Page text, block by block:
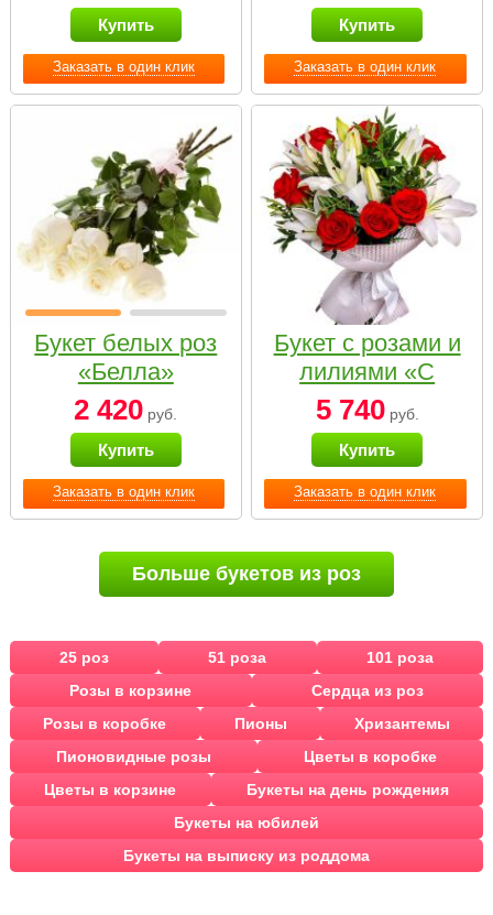
Заказать в один клик
Купить
Заказать в один клик
Купить
Заказать в один клик
Букет белых роз
«Белла»
2 420 руб.
Купить
Заказать в один клик
Букет с розами и
лилиями «С
наилучшими
пожеланиями»
5 740руб.
Купить
Больше букетов из роз
25 роз 51 роза
101 роза
Розы в корзине
Сердца из роз
Розы в коробке
Пионы
Хризантемы
Пионовидные розы
Цветы в коробке
Цветы в корзине
Букеты на день рождения
Букеты на юбилей
Букеты на выписку из роддома